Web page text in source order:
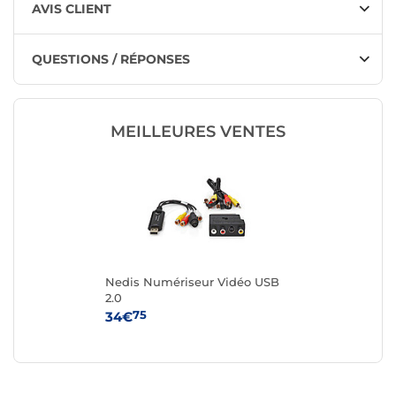
AVIS CLIENT
QUESTIONS / RÉPONSES
MEILLEURES VENTES
Nedis Numériseur Vidéo USB
2.0
34€75